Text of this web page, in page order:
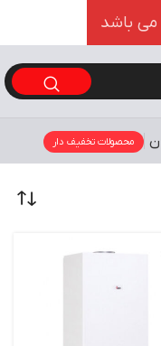
محصولات تخفیف دار
می باشد